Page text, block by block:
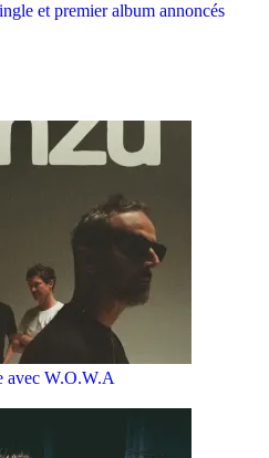
et premier album annoncés
avec W.O.W.A